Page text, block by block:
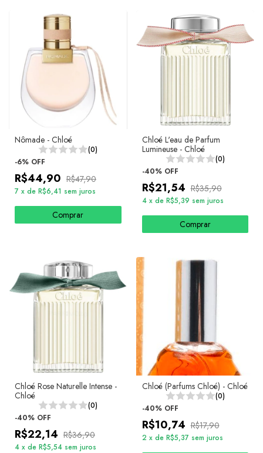
Nômade - Chloé
(0)
-6% OFF
R$44,90 R$47,90
7 x de R$6,41 sem juros
Comprar
Chloé L'eau de Parfum
Lumineuse - Chloé
(0)
-40% OFF
R$21,54 R$35,90
4 x de R$5,39 sem juros
Comprar
Chloé Rose Naturelle Intense -
Chloé
(0)
-40% OFF
R$22,14 R$36,90
4 x de R$5,54 sem juros
Chloé (Parfums Chloé) - Chloé
(0)
-40% OFF
R$10,74 R$17,90
2 x de R$5,37 sem juros